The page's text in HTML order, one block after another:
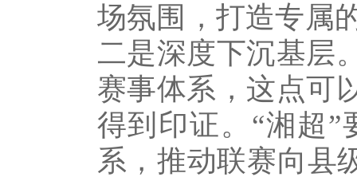
场氛围，打造专属
二是深度下沉基层
赛事体系，这点可
得到印证。“湘超
系，推动联赛向县